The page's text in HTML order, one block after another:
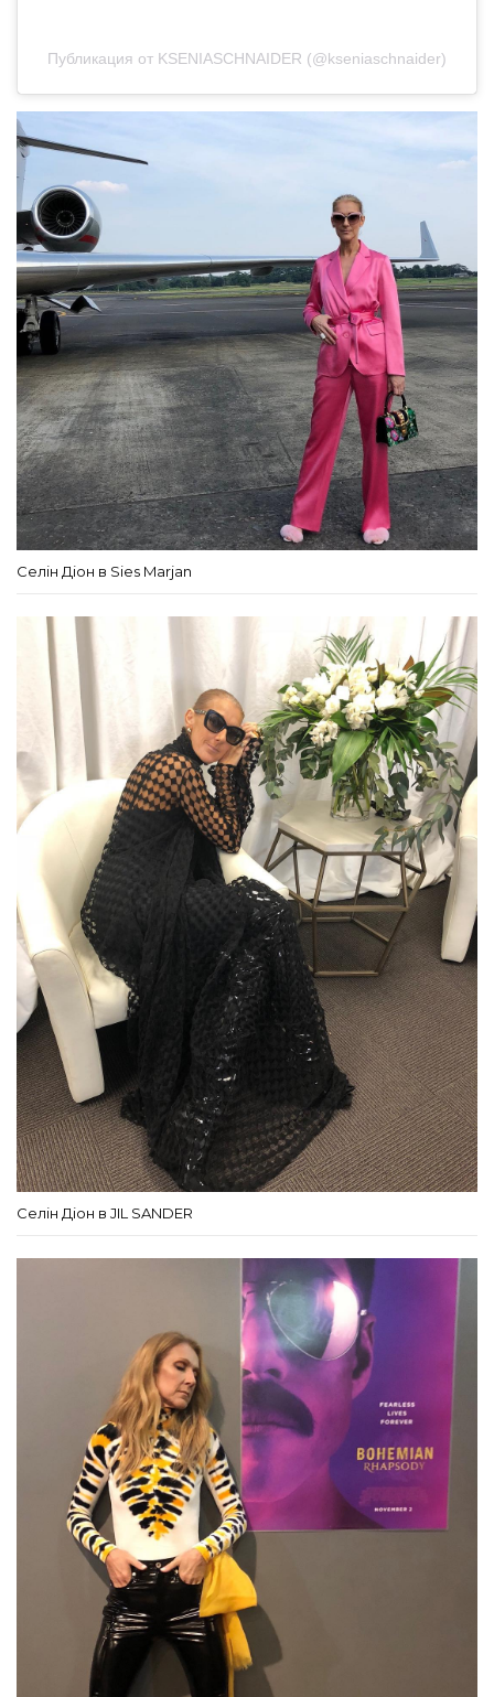
Публикация от KSENIASCHNAIDER (@kseniaschnaider)
Селін Діон в Sies Marjan
Селін Діон в JIL SANDER